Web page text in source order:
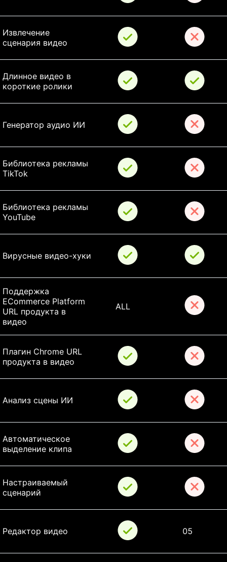
Извлечение
сценария видео
Длинное видео в
короткие ролики
Генератор аудио ИИ
Библиотека рекламы
TikTok
Библиотека рекламы
YouTube
Вирусные видео-хуки
Поддержка
ECommerce Platform
URL продукта в
видео
ALL
Плагин Chrome URL
продукта в видео
Анализ сцены ИИ
Автоматическое
выделение клипа
Настраиваемый
сценарий
Редактор видео 05